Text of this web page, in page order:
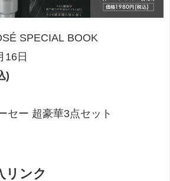
SPECIAL BOOK
16日
)
セー 超豪華3点セット
リンク